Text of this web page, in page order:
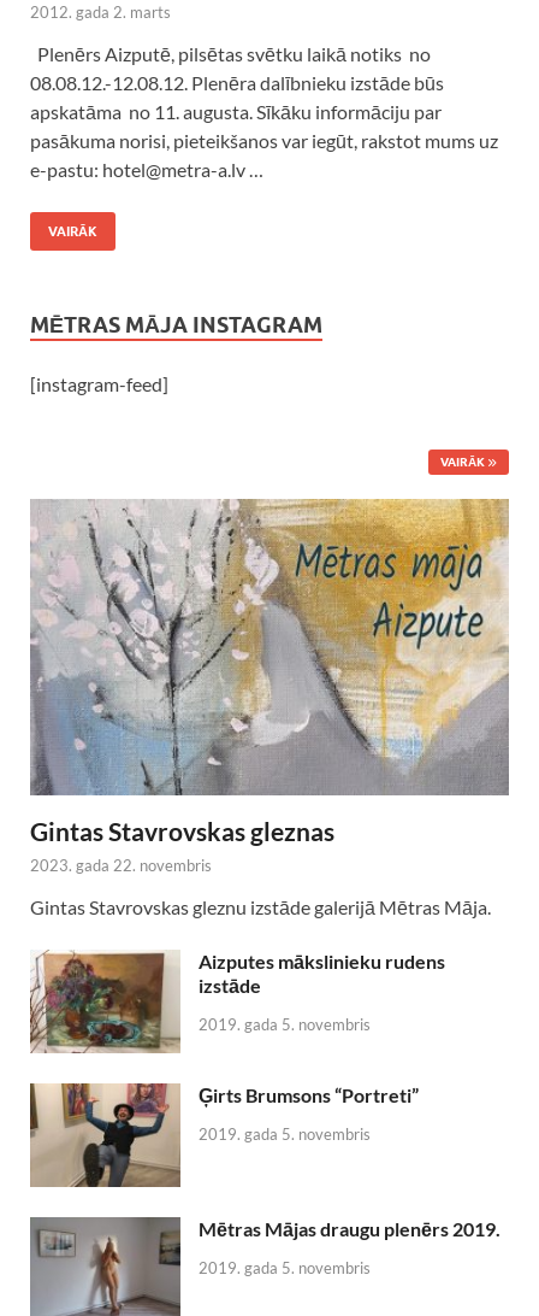
2012. gada 2. marts
Plenērs Aizputē, pilsētas svētku laikā notiks no
08.08.12.-12.08.12. Plenēra dalībnieku izstāde būs
apskatāma no 11. augusta. Sīkāku informāciju par
pasākuma norisi, pieteikšanos var iegūt, rakstot mums uz
e-pastu: hotel@metra-a.lv …
VAIRĀK
MĒTRAS MĀJA INSTAGRAM
[instagram-feed]
VAIRĀK
Gintas Stavrovskas gleznas
2023. gada 22. novembris
Gintas Stavrovskas gleznu izstāde galerijā Mētras Māja.
Aizputes mākslinieku rudens
izstāde
2019. gada 5. novembris
Ģirts Brumsons “Portreti”
2019. gada 5. novembris
Mētras Mājas draugu plenērs 2019.
2019. gada 5. novembris